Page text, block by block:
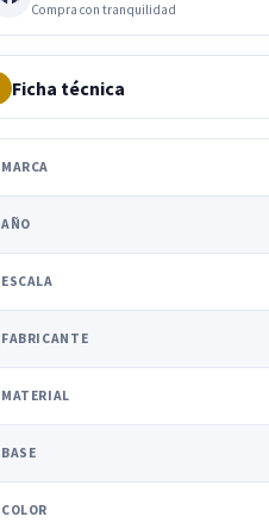
Compra con tranquilidad
Ficha técnica
MARCA
AÑO
ESCALA
FABRICANTE
MATERIAL
BASE
COLOR